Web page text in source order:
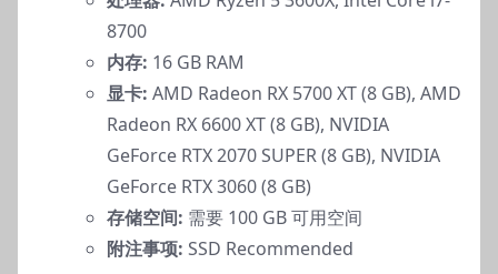
8700
内存: 16 GB RAM
显卡: AMD Radeon RX 5700 XT (8 GB), AMD
Radeon RX 6600 XT (8 GB), NVIDIA
GeForce RTX 2070 SUPER (8 GB), NVIDIA
GeForce RTX 3060 (8 GB)
存储空间: 需要 100 GB 可用空间
附注事项: SSD Recommended